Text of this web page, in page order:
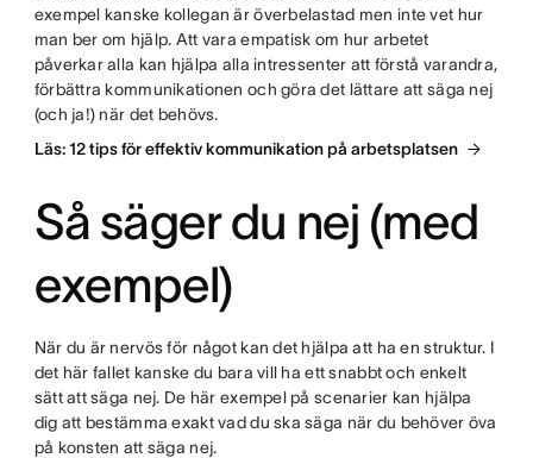
exempel kanske kollegan är överbelastad men inte vet hur
man ber om hjälp. Att vara empatisk om hur arbetet
påverkar alla kan hjälpa alla intressenter att förstå varandra,
förbättra kommunikationen och göra det lättare att säga nej
(och ja!) när det behövs.
Läs: 12 tips för effektiv kommunikation på arbetsplatsen
Så säger du nej (med
exempel)
När du är nervös för något kan det hjälpa att ha en struktur. I
det här fallet kanske du bara vill ha ett snabbt och enkelt
sätt att säga nej. De här exempel på scenarier kan hjälpa
dig att bestämma exakt vad du ska säga när du behöver öva
på konsten att säga nej.